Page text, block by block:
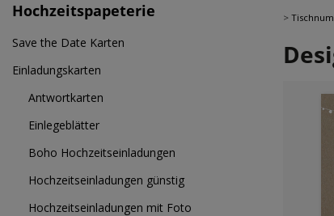
Hochzeitspapeterie
Save the Date Karten
Einladungskarten
Antwortkarten
Einlegeblätter
Boho Hochzeitseinladungen
Hochzeitseinladungen günstig
Hochzeitseinladungen mit Foto
>